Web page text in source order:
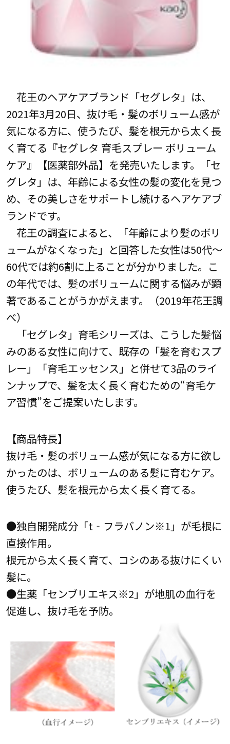
花王のヘアケアブランド「セグレタ」は、
2021年3月20日、抜け毛・髪のボリューム感が
気になる方に、使うたび、髪を根元から太く長
く育てる『セグレタ 育毛スプレー ボリューム
ケア』【医薬部外品】を発売いたします。「セ
グレタ」は、年齢による女性の髪の変化を見つ
め、その美しさをサポートし続けるヘアケアブ
ランドです。
花王の調査によると、「年齢により髪のボリ
ュームがなくなった」と回答した女性は50代～
60代では約6割に上ることが分かりました。こ
の年代では、髪のボリュームに関する悩みが顕
著であることがうかがえます。（2019年花王調
べ）
「セグレタ」育毛シリーズは、こうした髪悩
みのある女性に向けて、既存の「髪を育むスプ
レー」「育毛エッセンス」と併せて3品のライ
ンナップで、髪を太く長く育むための“育毛ケ
ア習慣”をご提案いたします。
【商品特長】
抜け毛・髪のボリューム感が気になる方に欲し
かったのは、ボリュームのある髪に育むケア。
使うたび、髪を根元から太く長く育てる。
●独自開発成分「t‐フラバノン※1」が毛根に
直接作用。
根元から太く長く育て、コシのある抜けにくい
髪に。
●生薬「センブリエキス※2」が地肌の血行を
促進し、抜け毛を予防。